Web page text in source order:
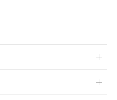
りました。
の在庫切替を完了
段のことがない限
割愛しておりま